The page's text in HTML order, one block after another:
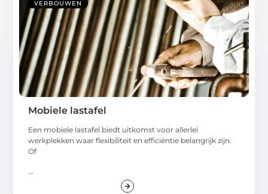
VERBOUWEN
Mobiele lastafel
Een mobiele lastafel biedt uitkomst voor allerlei
werkplekken waar flexibiliteit en efficiëntie belangrijk zijn.
Of